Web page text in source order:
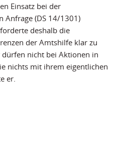
Einsatz bei der
Anfrage (DS 14/1301)
deshalb die
der Amtshilfe klar zu
nicht bei Aktionen in
nichts mit ihrem eigentlichen
er.